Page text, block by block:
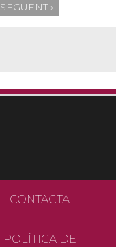
SEGÜENT ›
CONTACTA
POLÍTICA DE